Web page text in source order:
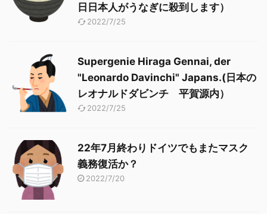
日日本人がうなぎに殺到します）
2022/7/25
Supergenie Hiraga Gennai, der
"Leonardo Davinchi" Japans.(日本の
レオナルドダビンチ 平賀源内）
2022/7/25
22年7月終わりドイツでもまたマスク
義務復活か？
2022/7/20